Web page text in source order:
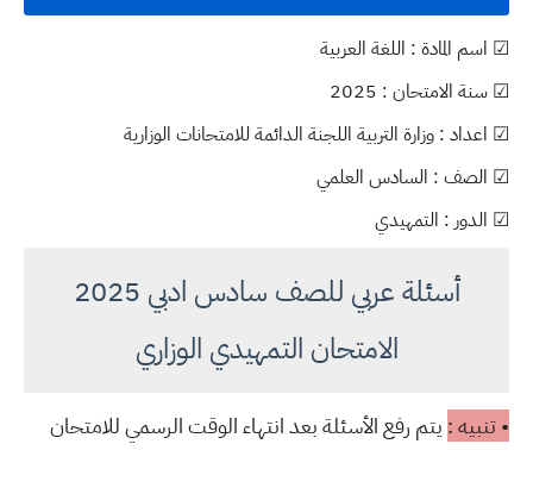
☑ اسم المادة : اللغة العربية
☑ سنة الامتحان : 2025
☑ اعداد : وزارة التربية اللجنة الدائمة للامتحانات الوزارية
☑ الصف : السادس العلمي
☑ الدور : التمهيدي
أسئلة عربي للصف سادس ادبي 2025
الامتحان التمهيدي الوزاري
• تنبيه : يتم رفع الأسئلة بعد انتهاء الوقت الرسمي للامتحان